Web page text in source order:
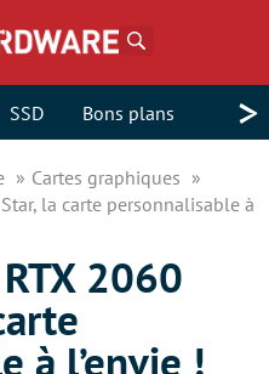
SSD Bons plans >
Cartes graphiques
la carte personnalisable à
2060
à l’envie !